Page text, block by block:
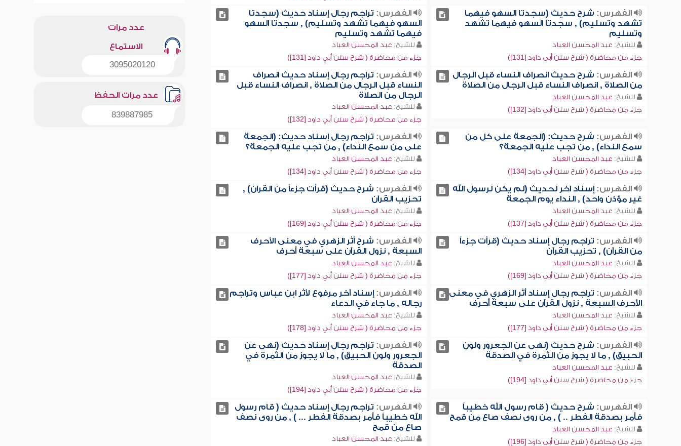
الفهرس: شرح حديث (سجدتا السهو فيهما
تشهد وتسليم) , سجدتا السهو فيهما تشهد
وتسليم
للشيخ: عبد المحسن العباد
جزء من محاضرة ( شرح سنن أبي داود [131])
الفهرس: تراجم رجال إسناد حديث (سجدتا
السهو فيهما تشهد وتسليم) , سجدتا السهو
فيهما تشهد وتسليم
للشيخ: عبد المحسن العباد
جزء من محاضرة ( شرح سنن أبي داود [131])
الفهرس: شرح حديث انصراف النساء قبل الرجال
من الصلاة , انصراف النساء قبل الرجال من الصلاة
للشيخ: عبد المحسن العباد
جزء من محاضرة ( شرح سنن أبي داود [132])
الفهرس: تراجم رجال إسناد حديث انصراف
النساء قبل الرجال من الصلاة , انصراف النساء قبل
الرجال من الصلاة
للشيخ: عبد المحسن العباد
جزء من محاضرة ( شرح سنن أبي داود [132])
الفهرس: شرح حديث: (الجمعة على كل من
سمع النداء) , من تجب عليه الجمعة؟
للشيخ: عبد المحسن العباد
جزء من محاضرة ( شرح سنن أبي داود [134])
الفهرس: تراجم رجال إسناد حديث: (الجمعة
على من سمع النداء) , من تجب عليه الجمعة؟
للشيخ: عبد المحسن العباد
جزء من محاضرة ( شرح سنن أبي داود [134])
الفهرس:إسناد آخر لحديث (لم يكن لرسول الله
غير مؤذن واحد) , النداء يوم الجمعة
للشيخ: عبد المحسن العباد
جزء من محاضرة ( شرح سنن أبي داود [137])
الفهرس: شرح حديث (قرأت جزءاً من القرآن) ,
تحزيب القرآن
للشيخ: عبد المحسن العباد
جزء من محاضرة ( شرح سنن أبي داود [169])
الفهرس: تراجم رجال إسناد حديث (قرأت جزءاً
من القرآن) , تحزيب القرآن
للشيخ: عبد المحسن العباد
جزء من محاضرة ( شرح سنن أبي داود [169])
الفهرس: شرح أثر الزهري في معنى الأحرف
السبعة , نزول القرآن على سبعة أحرف
للشيخ: عبد المحسن العباد
جزء من محاضرة ( شرح سنن أبي داود [177])
الفهرس: تراجم رجال إسناد أثر الزهري في معنى
الأحرف السبعة , نزول القرآن على سبعة أحرف
للشيخ: عبد المحسن العباد
جزء من محاضرة ( شرح سنن أبي داود [177])
الفهرس: إسناد آخر مرفوع لأثر ابن عباس وتراجم
رجاله , ما جاء في الدعاء
للشيخ: عبد المحسن العباد
جزء من محاضرة ( شرح سنن أبي داود [178])
الفهرس: شرح حديث (نهى عن الجعرور ولون
الحبيق) , ما لا يجوز من الثمرة في الصدقة
للشيخ: عبد المحسن العباد
جزء من محاضرة ( شرح سنن أبي داود [194])
الفهرس: تراجم رجال إسناد حديث (نهى عن
الجعرور ولون الحبيق) , ما لا يجوز من الثمرة في
الصدقة
للشيخ: عبد المحسن العباد
جزء من محاضرة ( شرح سنن أبي داود [194])
الفهرس: شرح حديث ( قام رسول الله خطيباً
فأمر بصدقة الفطر .. ) , من روى نصف صاع من قمح
للشيخ: عبد المحسن العباد
جزء من محاضرة ( شرح سنن أبي داود [196])
الفهرس: تراجم رجال إسناد حديث ( قام رسول
الله خطيباً فأمر بصدقة الفطر ... ) , من روى نصف
صاع من قمح
للشيخ: عبد المحسن العباد
عدد مرات
الاستماع
3095020120
عدد مرات الحفظ
839887985